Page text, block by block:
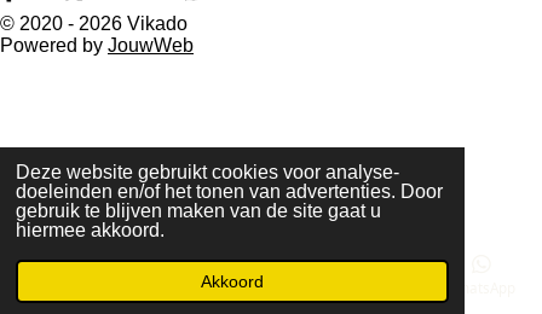
Deze website gebruikt cookies voor analyse-
doeleinden en/of het tonen van advertenties. Door
gebruik te blijven maken van de site gaat u
hiermee akkoord.
Akkoord
© 2020 - 2026 Vikado
Powered by JouwWeb
Telefoonnummer